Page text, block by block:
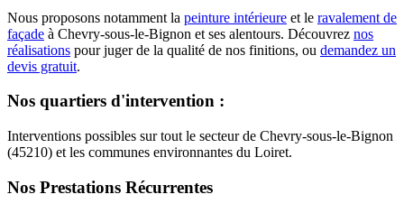
Nous proposons notamment la peinture intérieure et le ravalement de
façade à Chevry-sous-le-Bignon et ses alentours. Découvrez nos
réalisations pour juger de la qualité de nos finitions, ou demandez un
devis gratuit.
Nos quartiers d'intervention :
Interventions possibles sur tout le secteur de Chevry-sous-le-Bignon
(45210) et les communes environnantes du Loiret.
Nos Prestations Récurrentes